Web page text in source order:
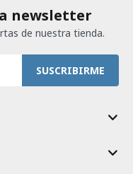
newsletter
de nuestra tienda.
SUSCRIBIRME